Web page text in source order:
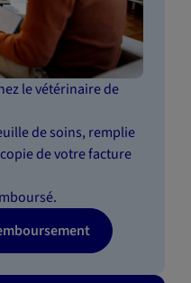
le vétérinaire de
de soins, remplie
de votre facture